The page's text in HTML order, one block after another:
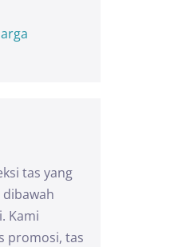
tas yang
Kami
promosi, tas